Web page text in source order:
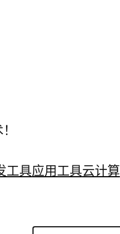
工具应用工具云计算